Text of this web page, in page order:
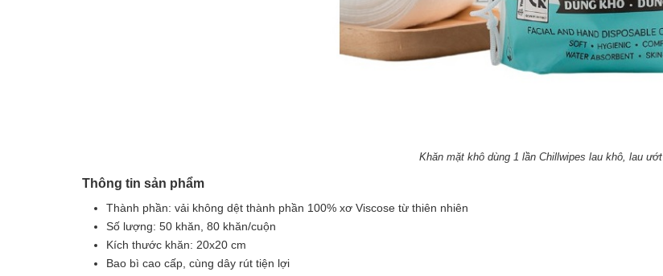
Khăn mặt khô dùng 1 lần Chillwipes lau khô, lau ướt
Thông tin sản phẩm
Thành phần: vải không dệt thành phần 100% xơ Viscose từ thiên nhiên
Số lượng: 50 khăn, 80 khăn/cuộn
Kích thước khăn: 20x20 cm
Bao bì cao cấp, cùng dây rút tiện lợi